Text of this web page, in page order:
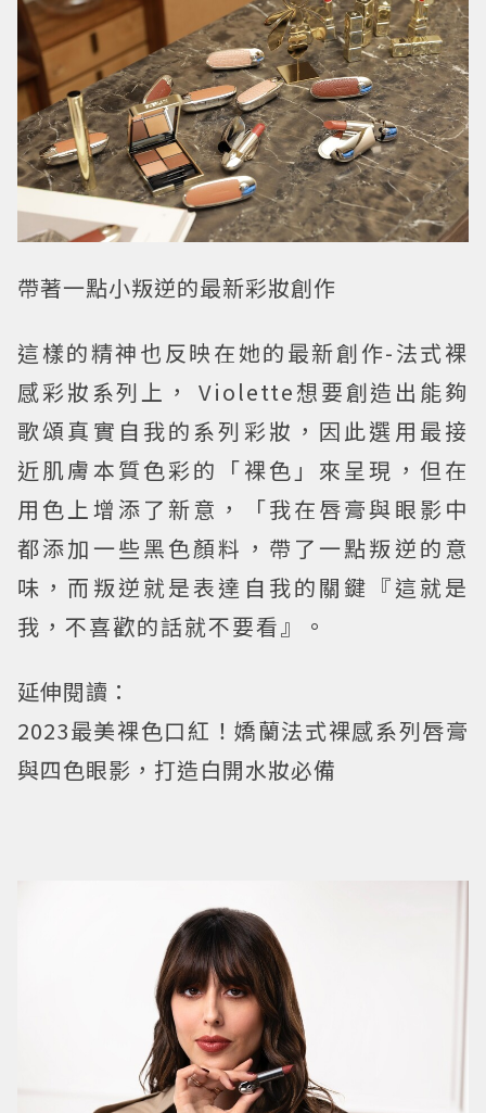
帶著一點小叛逆的最新彩妝創作
這樣的精神也反映在她的最新創作-法式裸
感彩妝系列上， Violette想要創造出能夠
歌頌真實自我的系列彩妝，因此選用最接
近肌膚本質色彩的「裸色」來呈現，但在
用色上增添了新意，「我在唇膏與眼影中
都添加一些黑色顏料，帶了一點叛逆的意
味，而叛逆就是表達自我的關鍵『這就是
我，不喜歡的話就不要看』。
延伸閱讀：
2023最美裸色口紅！嬌蘭法式裸感系列唇膏
與四色眼影，打造白開水妝必備